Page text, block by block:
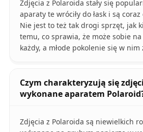
Zdjęcia z Polaroida stały się
aparaty te wróciły do łask i są
Nie jest to też tak drogi sprzęt, jak
temu, co sprawia, że może sobie
każdy, a młode pokolenie się w nim
Czym charakteryzują się
wykonane aparatem
Zdjęcia z Polaroida są niewielkich